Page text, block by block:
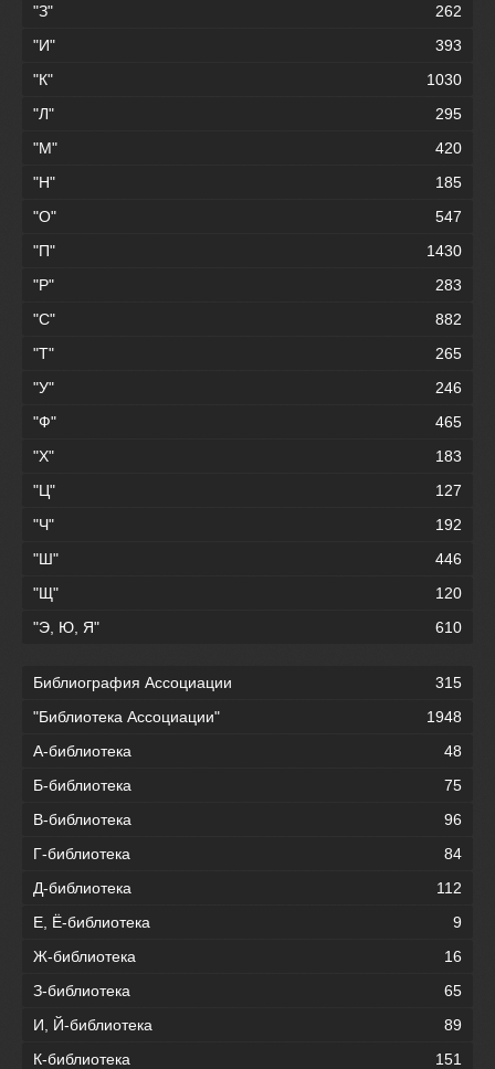
"З"
262
"И"
393
"К"
1030
"Л"
295
"М"
420
"Н"
185
"О"
547
"П"
1430
"Р"
283
"С"
882
"Т"
265
"У"
246
"Ф"
465
"Х"
183
"Ц"
127
"Ч"
192
"Ш"
446
"Щ"
120
"Э, Ю, Я"
610
Библиография Ассоциации
315
"Библиотека Ассоциации"
1948
А-библиотека
48
Б-библиотека
75
В-библиотека
96
Г-библиотека
84
Д-библиотека
112
Е, Ё-библиотека
9
Ж-библиотека
16
З-библиотека
65
И, Й-библиотека
89
К-библиотека
151